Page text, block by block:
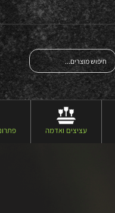
עציצים ואדמה